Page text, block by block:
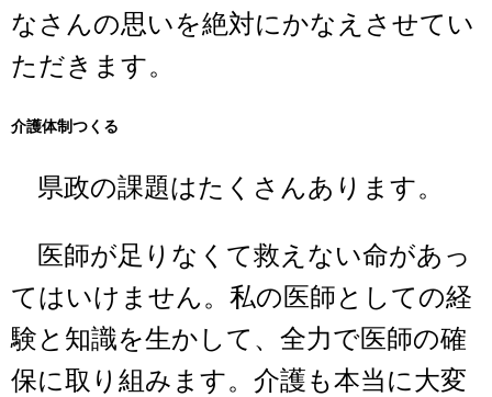
なさんの思いを絶対にかなえさせてい
ただきます。
介護体制つくる
県政の課題はたくさんあります。
医師が足りなくて救えない命があっ
てはいけません。私の医師としての経
験と知識を生かして、全力で医師の確
保に取り組みます。介護も本当に大変